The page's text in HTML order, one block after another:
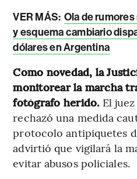
VER MÁS: Ola de
y esquema cambiario
dólares en Argentina
Como novedad, la
monitorear la marcha
fotógrafo herido. El
rechazó una medida
protocolo antipiquetes
advirtió que vigilará la
evitar abusos policiales.